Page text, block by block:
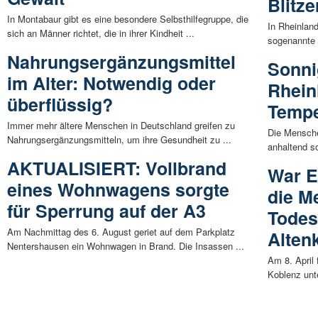
In Montabaur gibt es eine besondere Selbsthilfegruppe, die
sich an Männer richtet, die in ihrer Kindheit ...
Nahrungsergänzungsmittel
im Alter: Notwendig oder
überflüssig?
Immer mehr ältere Menschen in Deutschland greifen zu
Nahrungsergänzungsmitteln, um ihre Gesundheit zu ...
AKTUALISIERT: Vollbrand
eines Wohnwagens sorgte
für Sperrung auf der A3
Am Nachmittag des 6. August geriet auf dem Parkplatz
Nentershausen ein Wohnwagen in Brand. Die Insassen ...
In
Die
anhaltend
War
die
Am 8. April
Koblenz